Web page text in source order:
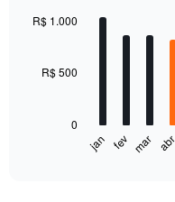
with
The
jan fev mar abr
0
R$ 500
R$ 1.000